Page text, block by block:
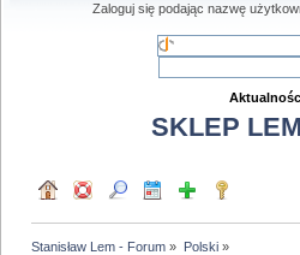
Zaloguj się podając nazwę
SKLEP
Stanisław Lem - Forum » Polski»